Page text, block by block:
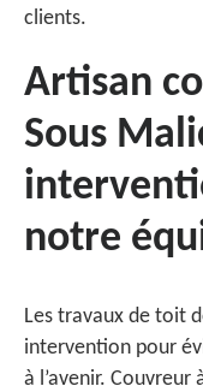
clients.
Artisan
Sous
notre
Les travaux de toit
intervention pour
à l’avenir.